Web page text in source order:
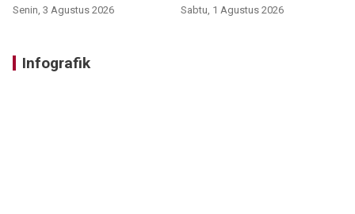
Senin, 3 Agustus 2026 Sabtu, 1 Agustus 2026
Infografik